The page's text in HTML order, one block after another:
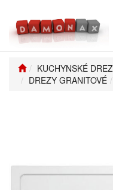
KUCHYNSKÉ
DREZY GRANITOVÉ